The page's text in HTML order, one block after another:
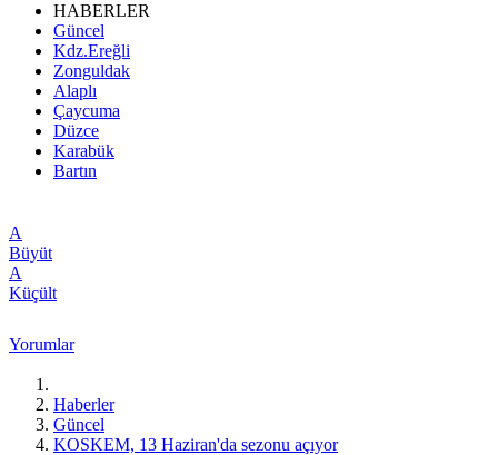
HABERLER
Güncel
Kdz.Ereğli
Zonguldak
Alaplı
Çaycuma
Düzce
Karabük
Bartın
A
Büyüt
A
Küçült
Yorumlar
Haberler
Güncel
KOSKEM, 13 Haziran'da sezonu açıyor